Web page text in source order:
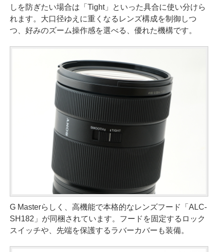
しを防ぎたい場合は「Tight」といった具合に使い分けら
れます。大口径ゆえに重くなるレンズ構成を制御しつ
つ、好みのズーム操作感を選べる、優れた機構です。
G Masterらしく、高機能で本格的なレンズフード「ALC-
SH182」が同梱されています。フードを固定するロック
スイッチや、先端を保護するラバーカバーも装備。